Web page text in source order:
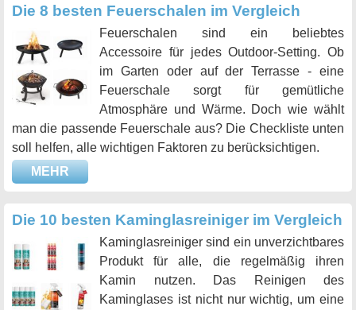
Die 8 besten Feuerschalen im Vergleich
Feuerschalen sind ein beliebtes
Accessoire für jedes Outdoor-Setting. Ob
im Garten oder auf der Terrasse - eine
Feuerschale sorgt für gemütliche
Atmosphäre und Wärme. Doch wie wählt
man die passende Feuerschale aus? Die Checkliste unten
soll helfen, alle wichtigen Faktoren zu berücksichtigen.
MEHR
Die 10 besten Kaminglasreiniger im Vergleich
Kaminglasreiniger sind ein unverzichtbares
Produkt für alle, die regelmäßig ihren
Kamin nutzen. Das Reinigen des
Kaminglases ist nicht nur wichtig, um eine